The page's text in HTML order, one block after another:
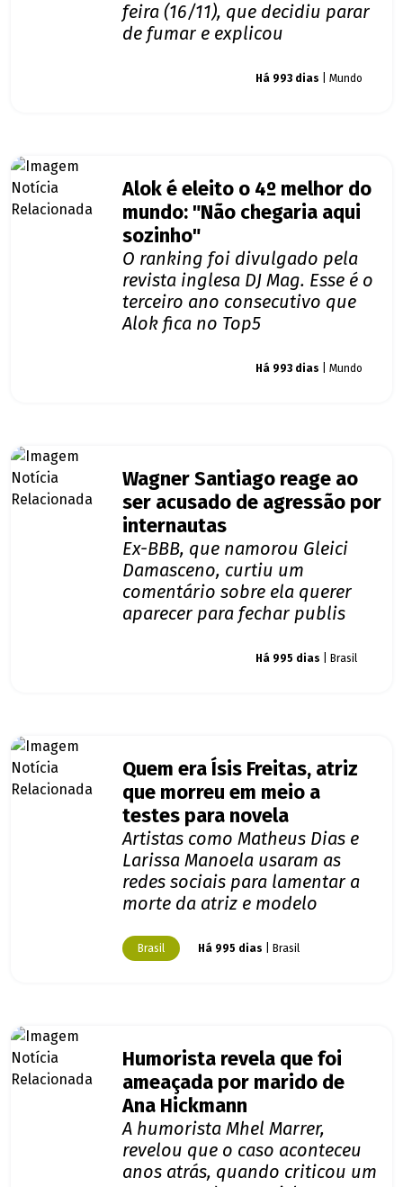
feira (16/11), que decidiu parar
de fumar e explicou
Há 993 dias | Mundo
Alok é eleito o 4º melhor do
mundo: "Não chegaria aqui
sozinho"
O ranking foi divulgado pela
revista inglesa DJ Mag. Esse é o
terceiro ano consecutivo que
Alok fica no Top5
Há 993 dias | Mundo
Wagner Santiago reage ao
ser acusado de agressão por
internautas
Ex-BBB, que namorou Gleici
Damasceno, curtiu um
comentário sobre ela querer
aparecer para fechar publis
Há 995 dias | Brasil
Quem era Ísis Freitas, atriz
que morreu em meio a
testes para novela
Artistas como Matheus Dias e
Larissa Manoela usaram as
redes sociais para lamentar a
morte da atriz e modelo
Brasil Há 995 dias | Brasil
Humorista revela que foi
ameaçada por marido de
Ana Hickmann
A humorista Mhel Marrer,
revelou que o caso aconteceu
anos atrás, quando criticou um